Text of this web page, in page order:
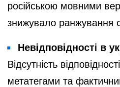
російською мовними
знижувало ранжування
Невідповідності в
Відсутність
метатегами та